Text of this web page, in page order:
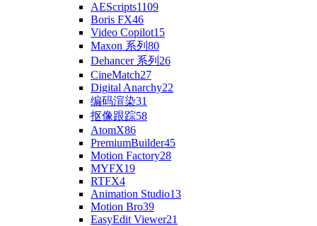
AEScripts1109
Boris FX46
Video Copilot15
Maxon 系列 80
Dehancer 系列 26
CineMatch27
Digital Anarchy22
编码渲染31
抠像跟踪58
AtomX86
PremiumBuilder45
Motion Factory28
MYFX19
RTFX4
Animation Studio13
Motion Bro39
EasyEdit Viewer21